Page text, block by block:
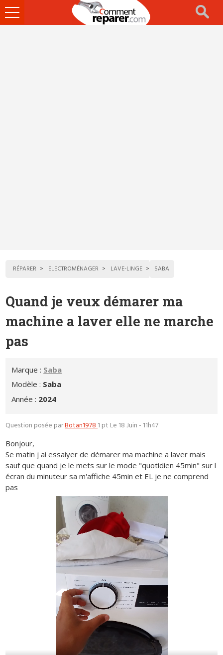
Ouvrir
le
RÉPARER ELECTROMÉNAGER LAVE-LINGE SABA
Quand je veux démarer ma
machine a laver elle ne marche
pas
Marque : Saba
Modèle : Saba
Année : 2024
Question posée parBotan19781 pt Le 18 Juin - 11h47
Bonjour,
Se matin j ai essaiyer de démarer ma machine a laver mais
sauf que quand je le mets sur le mode "quotidien 45min" sur l
écran du minuteur sa m'affiche 45min et EL je ne comprend
pas